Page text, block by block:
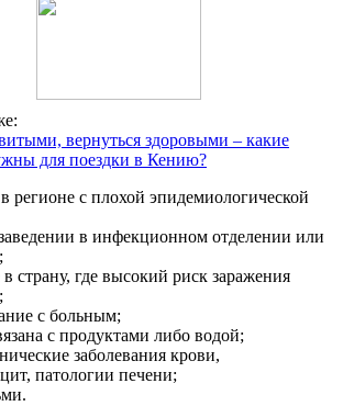
вернуться здоровыми – какие
для поездки в Кению?
регионе с плохой эпидемиологической
в инфекционном отделении или
страну, где высокий риск заражения
с больным;
с продуктами либо водой;
заболевания крови,
патологии печени;